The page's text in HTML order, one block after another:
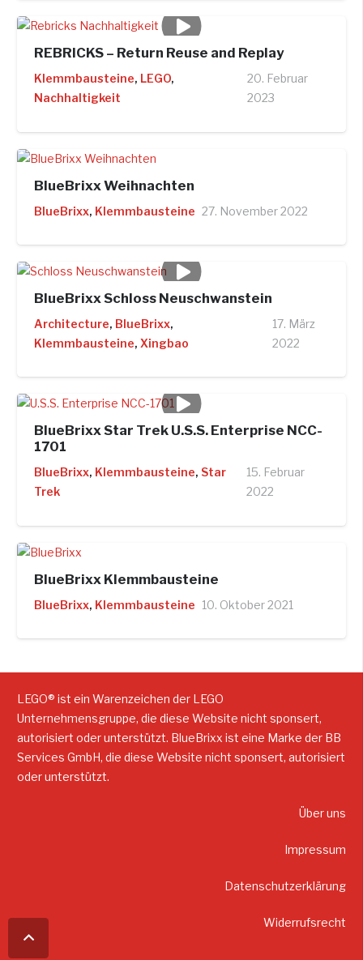
REBRICKS – Return Reuse and Replay
Klemmbausteine, LEGO,
Nachhaltigkeit
20. Februar
2023
BlueBrixx Weihnachten
BlueBrixx, Klemmbausteine 27. November 2022
BlueBrixx Schloss Neuschwanstein
Architecture, BlueBrixx,
Klemmbausteine, Xingbao
17. März
2022
BlueBrixx Star Trek U.S.S. Enterprise NCC-
1701
BlueBrixx, Klemmbausteine, Star
Trek
15. Februar
2022
BlueBrixx Klemmbausteine
BlueBrixx, Klemmbausteine 10. Oktober 2021
LEGO® ist ein Warenzeichen der LEGO
Unternehmensgruppe, die diese Website nicht sponsert,
autorisiert oder unterstützt. BlueBrixx ist eine Marke der BB
Services GmbH, die diese Website nicht sponsert, autorisiert
oder unterstützt.
Über uns
Impressum
Datenschutzerklärung
Widerrufsrecht